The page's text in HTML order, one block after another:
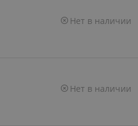
Нет в наличии
Нет в наличии